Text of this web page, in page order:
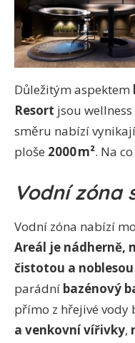
Důležitým aspektem
Resort jsou
směru nabízí
ploše 2000 m². Na
Vodní zóna
Vodní zóna nabízí
Areál je nádherně,
čistotou a noblesou
parádní bazénový
přímo z hřejivé vody
a venkovní vířivky,